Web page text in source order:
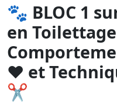
🐾 BLOC 1
en
❤️ et
✂️